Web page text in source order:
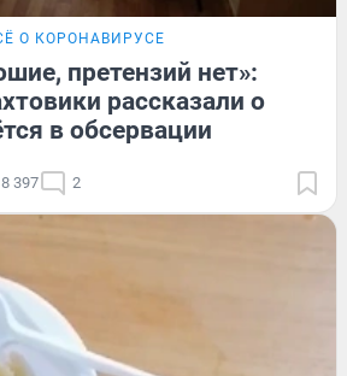
О КОРОНАВИРУСЕ
претензий нет»:
рассказали о
в обсервации
8 397 2